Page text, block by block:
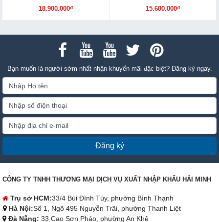
18.900.000₫
15.600.000₫
Bạn muốn là người sớm nhất nhận khuyến mãi đặc biệt? Đăng ký ngay.
Đăng ký
CÔNG TY TNHH THƯƠNG MẠI DỊCH VỤ XUẤT NHẬP KHẨU HẢI MINH
Trụ sở HCM:33/4 Bùi Đình Túy, phường Bình Thạnh
Hà Nội:Số 1, Ngõ 495 Nguyễn Trãi, phường Thanh Liệt
Đà Nẵng: 33 Cao Sơn Pháo, phường An Khê